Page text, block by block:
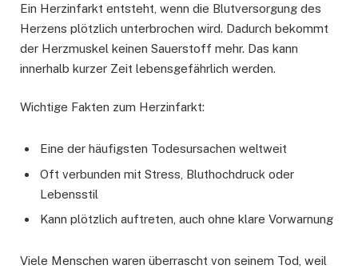
Ein Herzinfarkt entsteht, wenn die Blutversorgung des
Herzens plötzlich unterbrochen wird. Dadurch bekommt
der Herzmuskel keinen Sauerstoff mehr. Das kann
innerhalb kurzer Zeit lebensgefährlich werden.
Wichtige Fakten zum Herzinfarkt:
Eine der häufigsten Todesursachen weltweit
Oft verbunden mit Stress, Bluthochdruck oder
Lebensstil
Kann plötzlich auftreten, auch ohne klare Vorwarnung
Viele Menschen waren überrascht von seinem Tod, weil